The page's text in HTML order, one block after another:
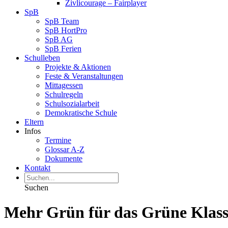
Zivlicourage – Fairplayer
SpB
SpB Team
SpB HortPro
SpB AG
SpB Ferien
Schulleben
Projekte & Aktionen
Feste & Veranstaltungen
Mittagessen
Schulregeln
Schulsozialarbeit
Demokratische Schule
Eltern
Infos
Termine
Glossar A-Z
Dokumente
Kontakt
Suchen
Mehr Grün für das Grüne